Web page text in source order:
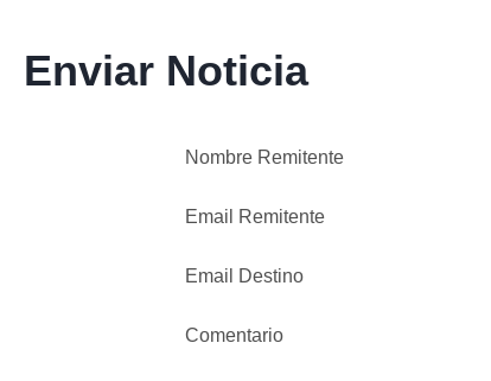
Enviar Noticia
Nombre Remitente
Email Remitente
Email Destino
Comentario